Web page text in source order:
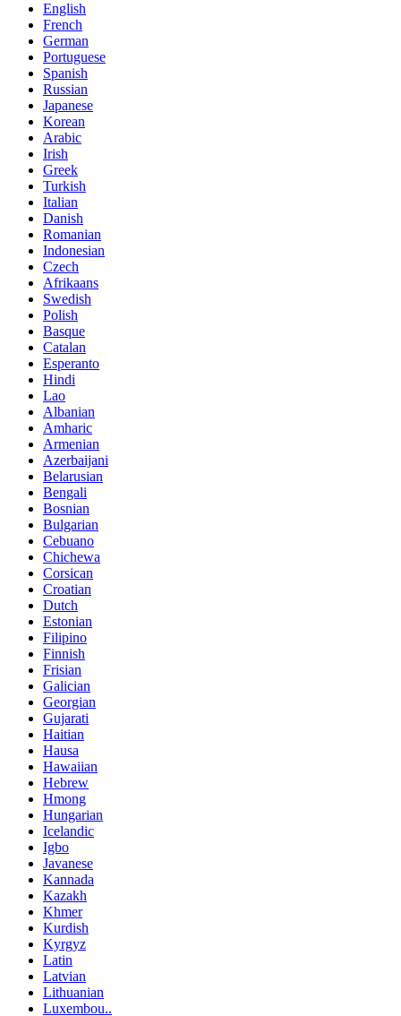
English
French
German
Portuguese
Spanish
Russian
Japanese
Korean
Arabic
Irish
Greek
Turkish
Italian
Danish
Romanian
Indonesian
Czech
Afrikaans
Swedish
Polish
Basque
Catalan
Esperanto
Hindi
Lao
Albanian
Amharic
Armenian
Azerbaijani
Belarusian
Bengali
Bosnian
Bulgarian
Cebuano
Chichewa
Corsican
Croatian
Dutch
Estonian
Filipino
Finnish
Frisian
Galician
Georgian
Gujarati
Haitian
Hausa
Hawaiian
Hebrew
Hmong
Hungarian
Icelandic
Igbo
Javanese
Kannada
Kazakh
Khmer
Kurdish
Kyrgyz
Latin
Latvian
Lithuanian
Luxembou..